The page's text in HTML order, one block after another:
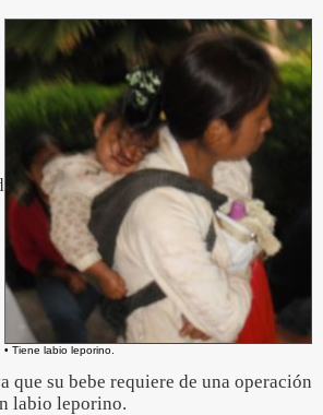
• Tiene labio leporino.
que su bebe requiere de una operación
labio leporino.